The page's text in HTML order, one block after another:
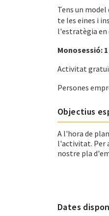
Tens un
te les eines i
l'estratègia en
Monosessió:
Activitat
Persones
Objectius
A l'hora de
l'activitat. Per
nostre pla
Dates